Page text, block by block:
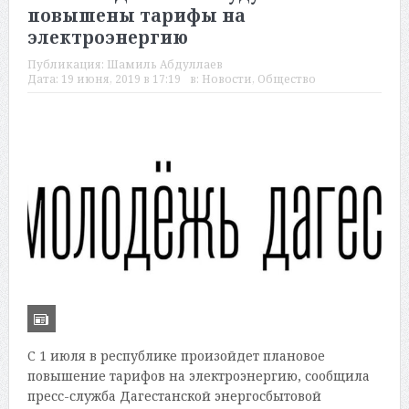
повышены тарифы на
электроэнергию
Публикация: Шамиль Абдуллаев
Дата: 19 июня, 2019 в 17:19 в: Новости, Общество
С 1 июля в республике произойдет плановое
повышение тарифов на электроэнергию, сообщила
пресс-служба Дагестанской энергосбытовой